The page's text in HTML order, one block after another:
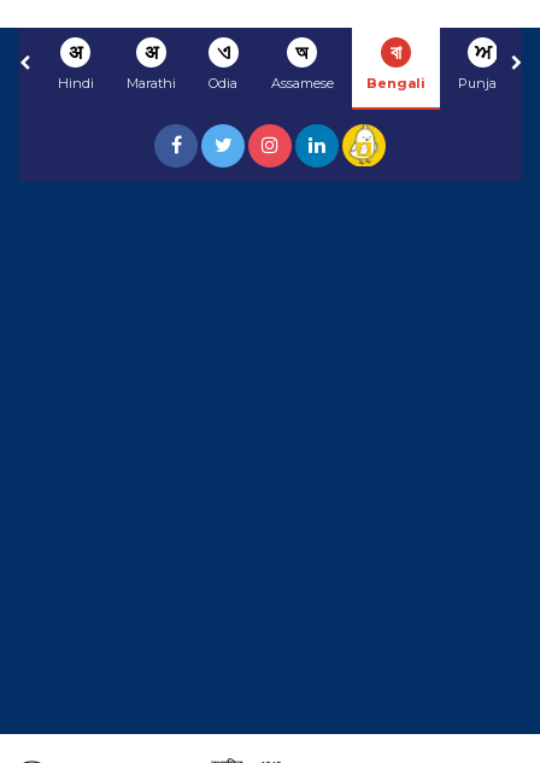
अ
Hindi
अ
Marathi
ଏ
Odia
অ
Assamese
বা
Bengali
ਅ
Punjabi